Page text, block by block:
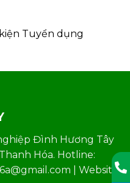
Tuyển dụng
Đình Hương Tây
Hóa. Hotline:
| Website: